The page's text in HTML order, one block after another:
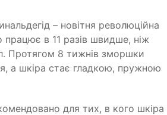
– новітня революційна
в 11 разів швидше, ніж
Протягом 8 тижнів зморшки
а шкіра стає гладкою, пружною
для тих, в кого шкіра